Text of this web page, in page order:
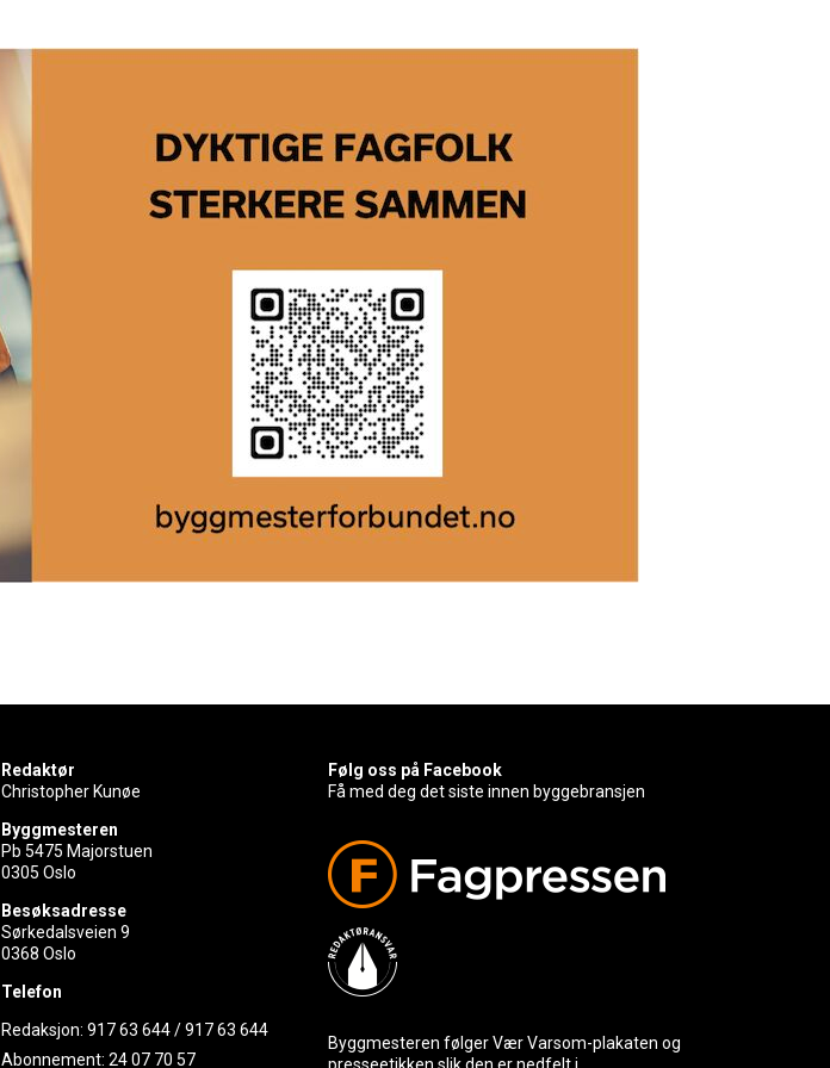
Redaktør
Christopher Kunøe
Byggmesteren
Pb 5475 Majorstuen
0305 Oslo
Besøksadresse
Sørkedalsveien 9
0368 Oslo
Telefon
Redaksjon:917 63 644/917 63 644
Abonnement:24 07 70 57
Følg oss på Facebook
Få med deg det siste innen byggebransjen
Byggmesteren følger Vær Varsom-plakaten og